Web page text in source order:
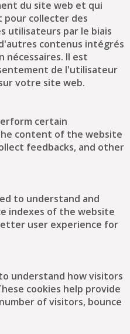
du site web et qui
pour collecter des
utilisateurs par le biais
contenus intégrés
nécessaires. Il est
de l'utilisateur
votre site web.
certain
content of the website
feedbacks, and other
to understand and
indexes of the website
user experience for
understand how visitors
cookies help provide
of visitors, bounce